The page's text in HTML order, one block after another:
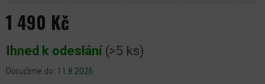
1 490 Kč
cena:
Ihned k odeslání (>5 ks)
Doručíme do: 11.8.2026